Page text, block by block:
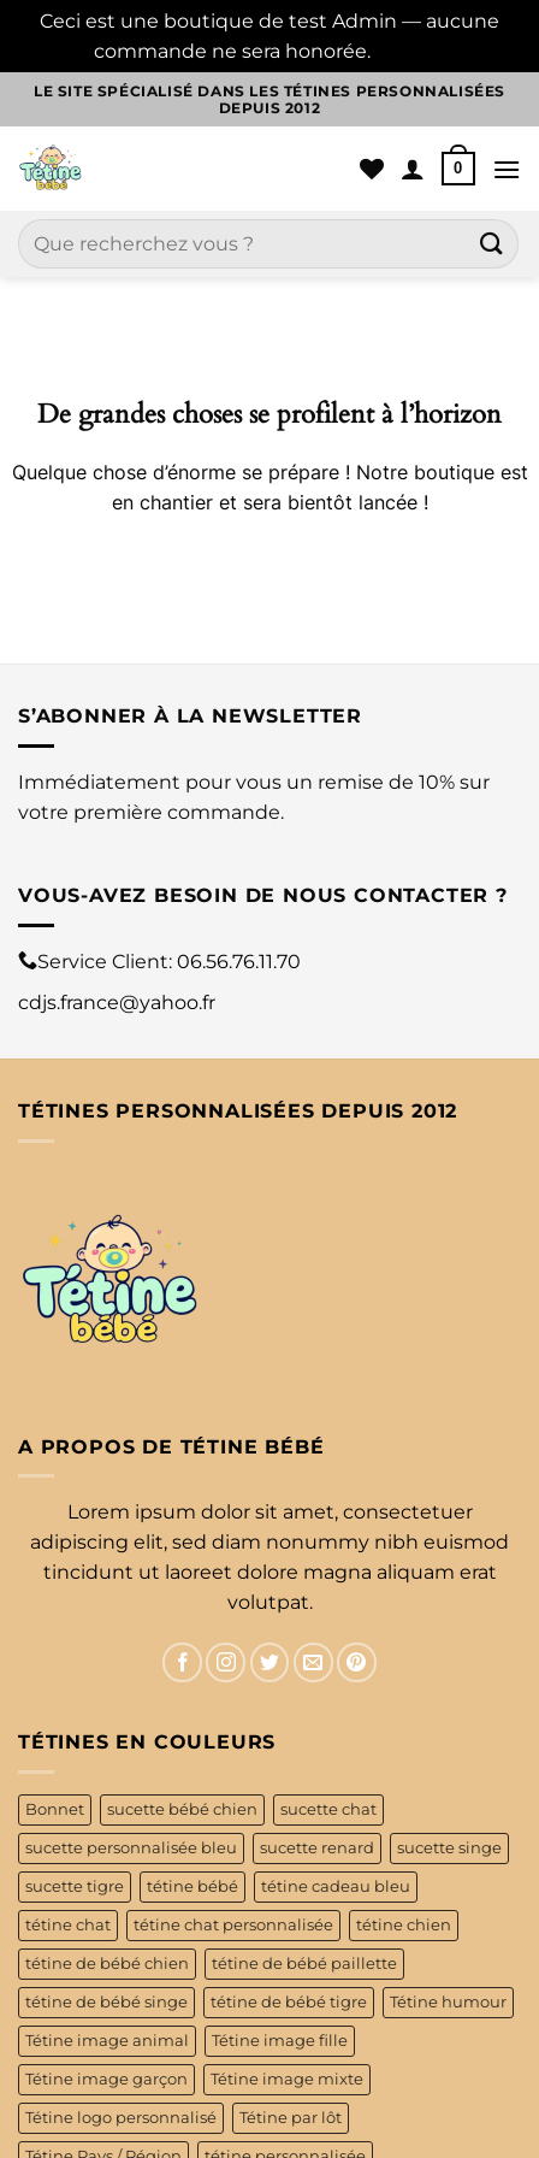
Ceci est une boutique de test Admin — aucune
commande ne sera honorée.
Passer
contenu
LE SITE SPÉCIALISÉ DANS LES TÉTINES PERSONNALISÉES
DEPUIS 2012
0
Recherche
pour :
De grandes choses se profilent à l’horizon
Quelque chose d’énorme se prépare ! Notre boutique est
en chantier et sera bientôt lancée !
S’ABONNER À LA NEWSLETTER
Immédiatement pour vous un remise de 10% sur
votre première commande.
VOUS-AVEZ BESOIN DE NOUS CONTACTER ?
Service Client: 06.56.76.11.70
cdjs.france@yahoo.fr
TÉTINES PERSONNALISÉES DEPUIS 2012
A PROPOS DE TÉTINE BÉBÉ
Lorem ipsum dolor sit amet, consectetuer
adipiscing elit, sed diam nonummy nibh euismod
tincidunt ut laoreet dolore magna aliquam erat
volutpat.
TÉTINES EN COULEURS
Bonnet sucette bébé chien sucette chat
sucette personnalisée bleu sucette renard sucette singe
sucette tigre tétine bébé tétine cadeau bleu
tétine chat tétine chat personnalisée tétine chien
tétine de bébé chien tétine de bébé paillette
tétine de bébé singe tétine de bébé tigre Tétine humour
Tétine image animal Tétine image fille
Tétine image garçon Tétine image mixte
Tétine logo personnalisé Tétine par lôt